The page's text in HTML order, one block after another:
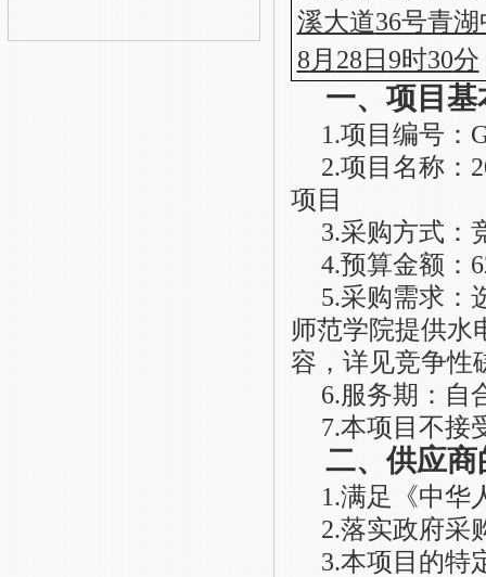
溪大道36号青
8 月 28 日 9时30分
一、项目基
1.项目编号：
2.项目名称：
项目
3.采购方式：
4.预算金额：
5.采购需求：
师范学院提供水
容，详见竞争性
6.服务期：自
7.本项目不接
二、供应
1.满足《中华
2.落实政府采
3.本项目的特